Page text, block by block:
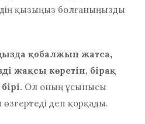
қызыңыз болғаныңызды
қобалжып жатса,
жақсы көретін, бірақ
Ол оның ұсынысы
деп қорқады.